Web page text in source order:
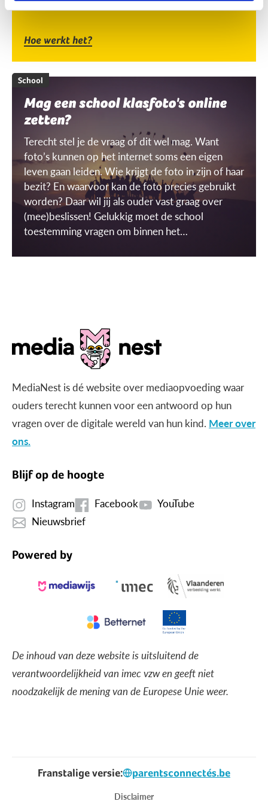
Hoe werkt het?
School
Mag een school klasfoto's online
zetten?
Terecht stel je de vraag of dit wel mag. Want
foto’s kunnen op het internet soms een eigen
leven gaan leiden. Wie krijgt de foto in zijn of haar
bezit? En waarvoor kan de foto precies gebruikt
worden? Daar wil jij als ouder vast graag over
(mee)beslissen! Gelukkig moet de school
toestemming vragen om binnen het
maken én gebruiken. Maar wat is dat dan, een
MediaNest is dé website over mediaopvoeding waar
ouders terecht kunnen voor een antwoord op hun
vragen over de digitale wereld van hun kind. Meer over
ons.
Blijf op de hoogte
Instagram Facebook
YouTube
Nieuwsbrief
Powered by
De inhoud van deze website is uitsluitend de
verantwoordelijkheid van imec vzw en geeft niet
noodzakelijk de mening van de Europese Unie weer.
Franstalige versie: parentsconnectés.be
Disclaimer